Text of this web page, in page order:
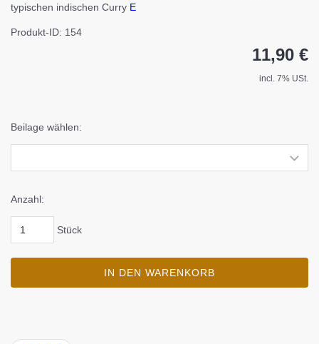
typischen indischen Curry E
Produkt-ID: 154
11,90 €
incl. 7% USt.
Beilage wählen:
Anzahl:
Stück
IN DEN WARENKORB